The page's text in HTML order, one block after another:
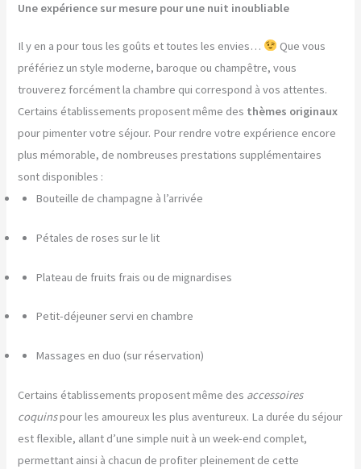
Une expérience sur mesure pour une nuit inoubliable
Il y en a pour tous les goûts et toutes les envies…
Que vous
préfériez un style moderne, baroque ou champêtre, vous
trouverez forcément la chambre qui correspond à vos attentes.
Certains établissements proposent même des thèmes originaux
pour pimenter votre séjour. Pour rendre votre expérience encore
plus mémorable, de nombreuses prestations supplémentaires
sont disponibles :
Bouteille de champagne à l’arrivée
Pétales de roses sur le lit
Plateau de fruits frais ou de mignardises
Petit-déjeuner servi en chambre
Massages en duo (sur réservation)
Certains établissements proposent même des accessoires
coquinspour les amoureux les plus aventureux. La durée du séjour
est flexible, allant d’une simple nuit à un week-end complet,
permettant ainsi à chacun de profiter pleinement de cette